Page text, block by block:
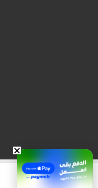
2023 © Ustores جميع الحقوق محفوظة